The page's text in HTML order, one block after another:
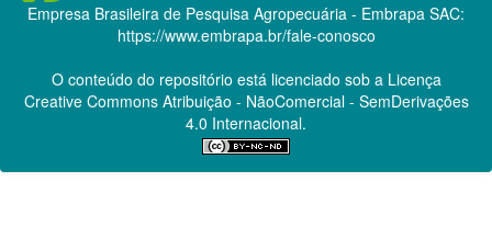
Empresa Brasileira de Pesquisa Agropecuária - Embrapa SAC:
https://www.embrapa.br/fale-conosco
O conteúdo do repositório está licenciado sob a Licença
Creative CommonsAtribuição - NãoComercial - SemDerivações
4.0 Internacional.